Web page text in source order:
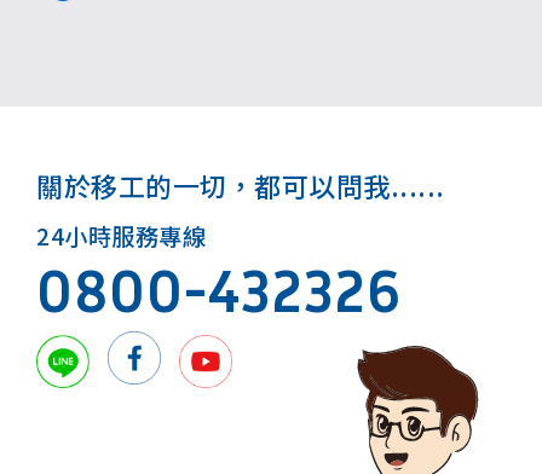
關於移工的一切，都可以問我......
24小時服務專線
0800-432326